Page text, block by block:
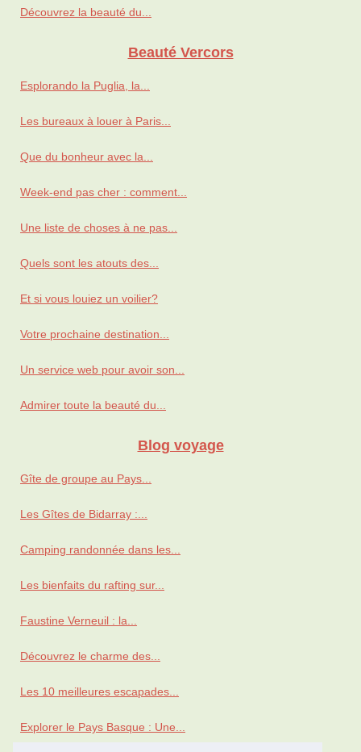
Découvrez la beauté du...
Beauté Vercors
Esplorando la Puglia, la...
Les bureaux à louer à Paris...
Que du bonheur avec la...
Week-end pas cher : comment...
Une liste de choses à ne pas...
Quels sont les atouts des...
Et si vous louiez un voilier?
Votre prochaine destination...
Un service web pour avoir son...
Admirer toute la beauté du...
Blog voyage
Gîte de groupe au Pays...
Les Gîtes de Bidarray :...
Camping randonnée dans les...
Les bienfaits du rafting sur...
Faustine Verneuil : la...
Découvrez le charme des...
Les 10 meilleures escapades...
Explorer le Pays Basque : Une...